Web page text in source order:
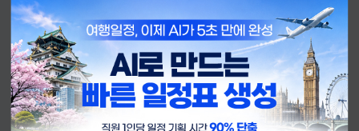
3 안전하게 보관!
나의 소중한 상담 내용이 안전하게 저장돼요